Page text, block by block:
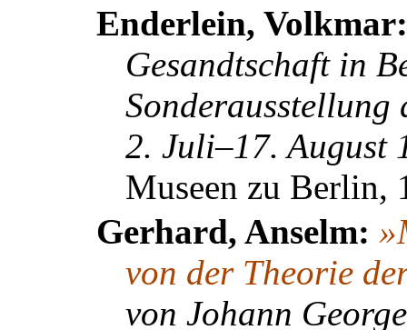
Enderlein,
Gesandtschaft in
Sonderausstellung
2. Juli–17. August
Museen zu Berlin,
Gerhard, Anselm:
von der Theorie
von Johann